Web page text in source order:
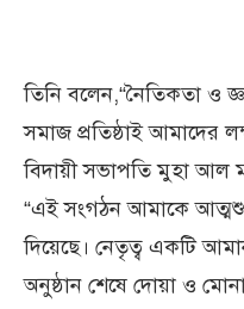
তিনি বলেন,“নৈতিকতা ও
সমাজ প্রতিষ্ঠাই আমাদের
বিদায়ী সভাপতি মুহা আল
“এই সংগঠন আমাকে
দিয়েছে। নেতৃত্ব একটি
অনুষ্ঠান শেষে দোয়া ও